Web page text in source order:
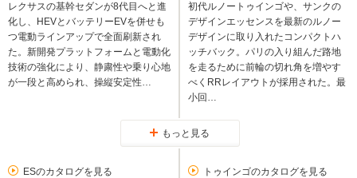
レクサスの基幹セダンが8代目へと進
化し、HEVとバッテリーEVを併せも
つ電動ラインアップで全面刷新され
た。新開発プラットフォームと電動化
技術の強化により、静粛性や乗り心地
が一段と高められ、操縦安定性…
初代ルノートゥインゴや、サンクの
デザインエッセンスを最新のルノー
デザインに取り入れたコンパクトハ
ッチバック。パリの入り組んだ路地
を走るために前輪の切れ角を増やす
べくRRレイアウトが採用された。最
小回…
もっと見る
ESのカタログを見る トゥインゴのカタログを見る